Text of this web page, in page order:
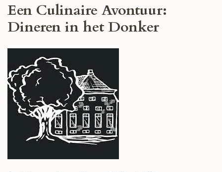
Een Culinaire Avontuur:
Dineren in het Donker